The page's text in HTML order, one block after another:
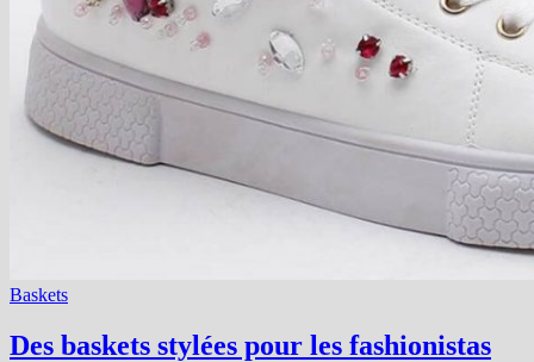
Baskets
Des baskets stylées pour les fashionistas